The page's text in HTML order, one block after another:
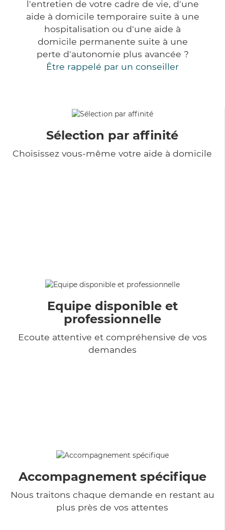
l'entretien de votre cadre de vie, d'une
aide à domicile temporaire suite à une
hospitalisation ou d'une aide à
domicile permanente suite à une
perte d'autonomie plus avancée ?
Être rappelé par un conseiller
Sélection par affinité
Choisissez vous-même votre aide à domicile
Equipe disponible et
professionnelle
Ecoute attentive et compréhensive de vos
demandes
Accompagnement spécifique
Nous traitons chaque demande en restant au
plus près de vos attentes